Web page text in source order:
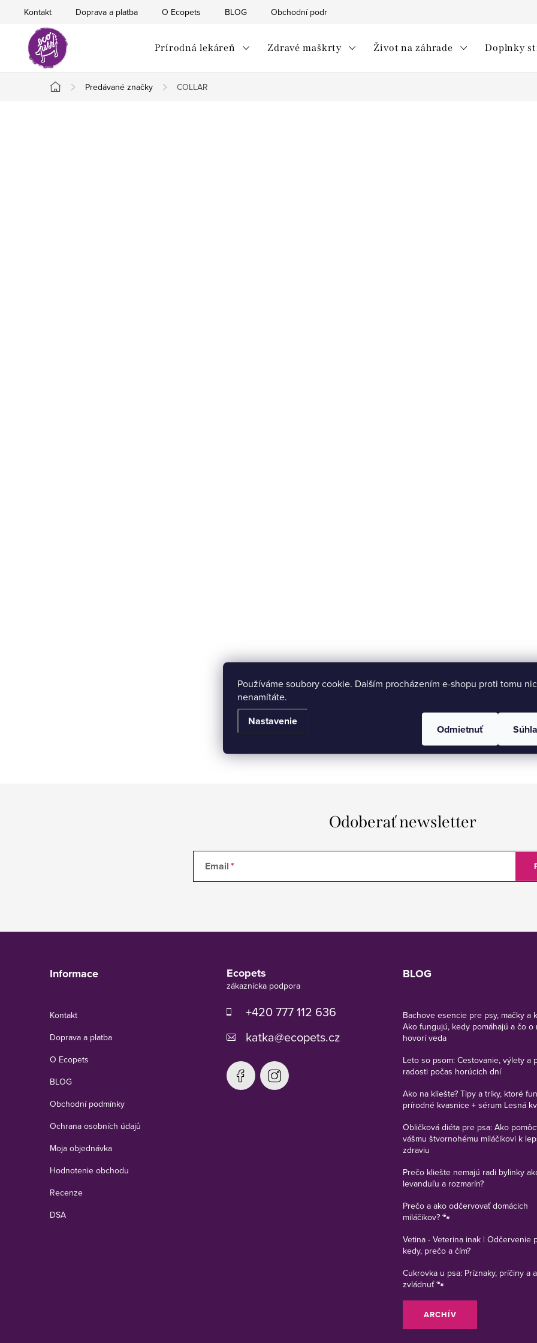
Používáme soubory cookie. Dalším procházením e-shopu proti tomu nic
nenamítáte.
Nastavenie
Odmietnuť
Kontakt Doprava a platba O Ecopets BLOG Obchodní podmínky
Prírodná lekáreň Zdravé maškrty Život na záhrade Doplnky
Domov
Predávané značky COLLAR
Odoberať newsletter
Email
Informace
Kontakt
Doprava a platba
O Ecopets
BLOG
Obchodní podmínky
Ochrana osobních údajů
Moja objednávka
Hodnotenie obchodu
Recenze
DSA
Ecopets
+420 777 112 636
katka@ecopets.cz
BLOG
Bachove esencie pre psy, mačky a
Ako fungujú, kedy pomáhajú a čo o
hovorí veda
Leto so psom: Cestovanie, výlety a
radosti počas horúcich dní
Ako na kliešte? Tipy a triky, ktoré
prírodné kvasnice + sérum Lesná
Obličková diéta pre psa: Ako
vášmu štvornohému miláčikovi k
zdraviu
Prečo kliešte nemajú radi bylinky
levanduľu a rozmarín?
Prečo a ako odčervovať domácich
miláčikov? 🐾
Vetina - Veterina inak | Odčervenie
kedy, prečo a čím?
Cukrovka u psa: Príznaky, príčiny a
zvládnuť 🐾
ARCHÍV